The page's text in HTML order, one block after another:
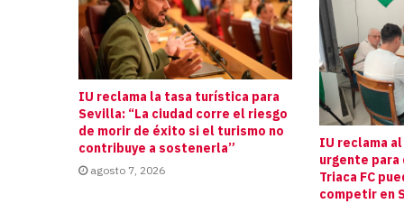
IU reclama la tasa turística para
Sevilla: “La ciudad corre el riesgo
de morir de éxito si el turismo no
contribuye a sostenerla”
agosto 7, 2026
IU reclama
urgente
Triaca FC
competir en